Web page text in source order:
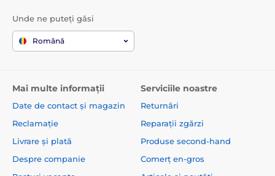
Unde ne puteți găsi
Română
Mai multe informații
Date de contact și magazin
Reclamație
Livrare și plată
Despre companie
Serviciile noastre
Returnări
Reparații zgărzi
Produse second-hand
Comerț en-gros